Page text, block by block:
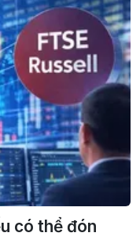
có thể đón